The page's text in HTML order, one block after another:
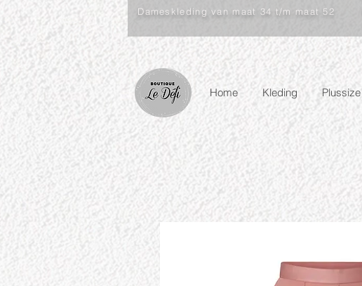
Dameskleding van maat 34 t/m maat 52
Home Kleding Plussize